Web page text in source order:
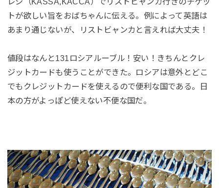
トが欲しい旨をおばちゃんに伝える。例によって英語は
あまり通じないが、リストビャンカと言えれば大丈夫！
値段はなんと131ロシアルーブル！安い！きちんとクレ
ジットカードも使うことができた。ロシアは意外とどこ
でもクレジットカードを使えるので便利な国である。日
本の方がよっぽど使えない不便な国だ。